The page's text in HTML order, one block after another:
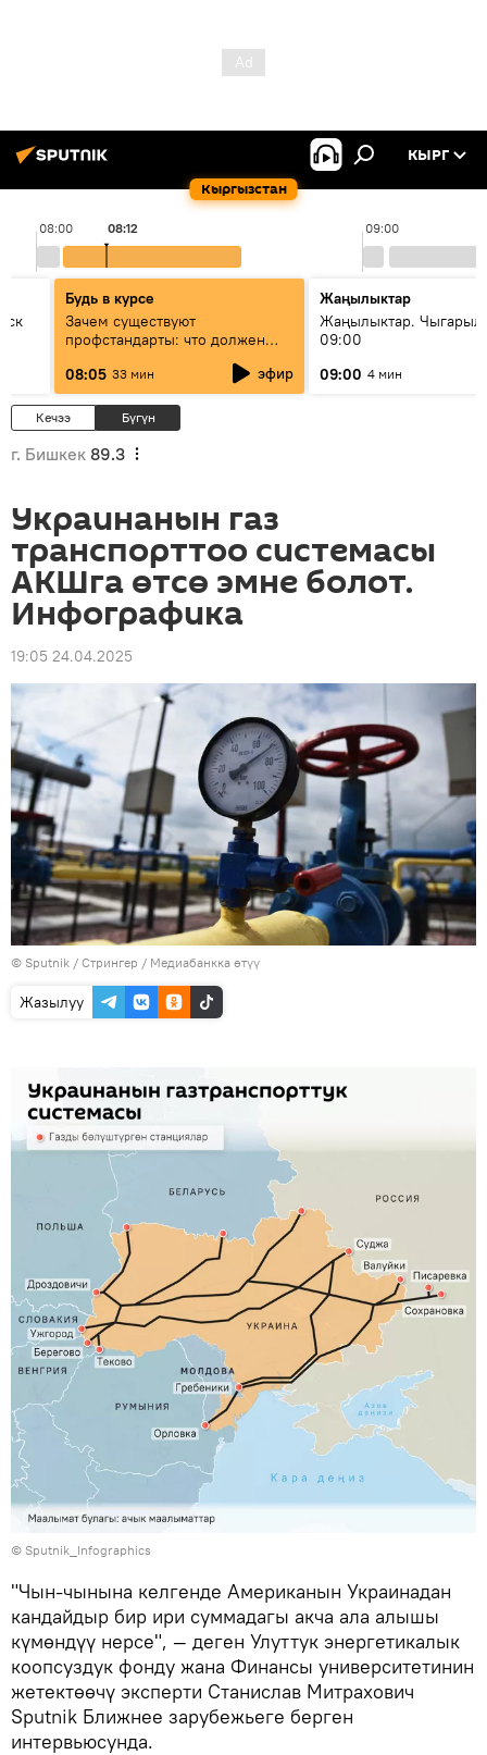
Кыргызстан
КЫРГ
08:00 09:00
08:12
Будь в курсе
Зачем существуют
профстандарты: что должен
знать каждый специалист о
своей профессии
08:05 33 мин эфир
Жаңылыктар
Жаңылыктар.
09:00
09:00 4 мин
Кечээ Бүгүн
г. Бишкек 89.3
Украинанын газ
транспорттоо системасы
АКШга өтсө эмне болот.
Инфографика
19:05 24.04.2025
© Sputnik / Стрингер / Медиабанкка өтүү
Жазылуу
© Sputnik_Infographics
"Чын-чынына келгенде Американын Украинадан
кандайдыр бир ири суммадагы акча ала алышы
күмөндүү нерсе", — деген Улуттук энергетикалык
коопсуздук фонду жана Финансы университетинин
жетектөөчү эксперти Станислав Митрахович
Sputnik Ближнее зарубежьеге берген
интервьюсунда.